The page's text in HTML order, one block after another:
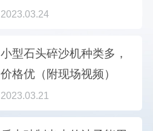
2023.03.24
小型石头碎沙机种类多，
价格优（附现场视频）
2023.03.21